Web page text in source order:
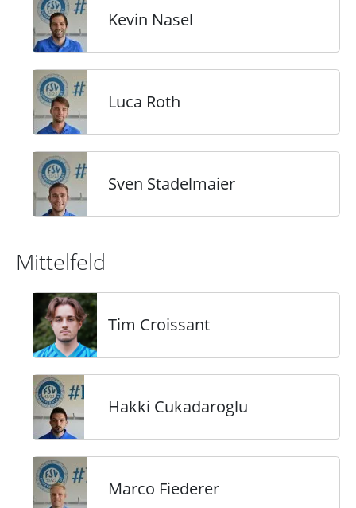
Kevin Nasel
Luca Roth
Sven Stadelmaier
Mittelfeld
Tim Croissant
Hakki Cukadaroglu
Marco Fiederer